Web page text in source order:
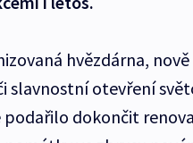
hvězdárna, nově
slavnostní otevření
dokončit